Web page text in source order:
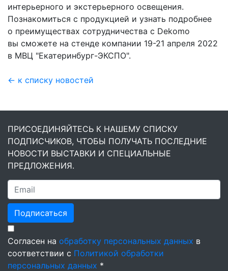
интерьерного и экстерьерного освещения.
Познакомиться с продукцией и узнать подробнее
о преимуществах сотрудничества с Dekomo
вы сможете на стенде компании 19-21 апреля 2022
в МВЦ "Екатеринбург-ЭКСПО".
← к списку новостей
ПРИСОЕДИНЯЙТЕСЬ К НАШЕМУ СПИСКУ
ПОДПИСЧИКОВ, ЧТОБЫ ПОЛУЧАТЬ ПОСЛЕДНИЕ
НОВОСТИ ВЫСТАВКИ И СПЕЦИАЛЬНЫЕ
ПРЕДЛОЖЕНИЯ.
Подписаться
Согласен на обработку персональных данных в
соответствии с Политикой обработки
персональных данных *